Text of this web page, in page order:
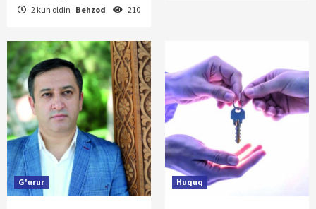
2 kun oldin Behzod 210
G'urur Huquq